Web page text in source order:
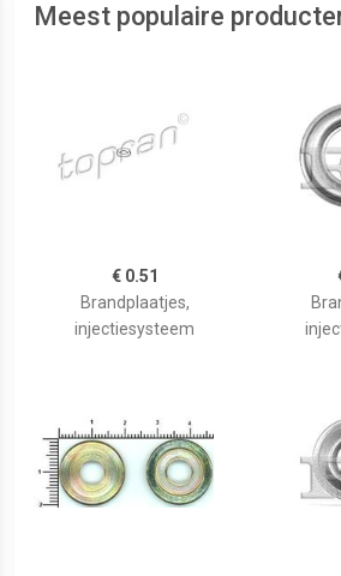
Meest populaire
€ 0.51
Brandplaatjes,
injectiesysteem